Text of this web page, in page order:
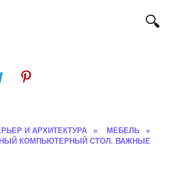
И АРХИТЕКТУРА » МЕБЕЛЬ
»
КОМПЬЮТЕРНЫЙ СТОЛ. ВАЖНЫЕ